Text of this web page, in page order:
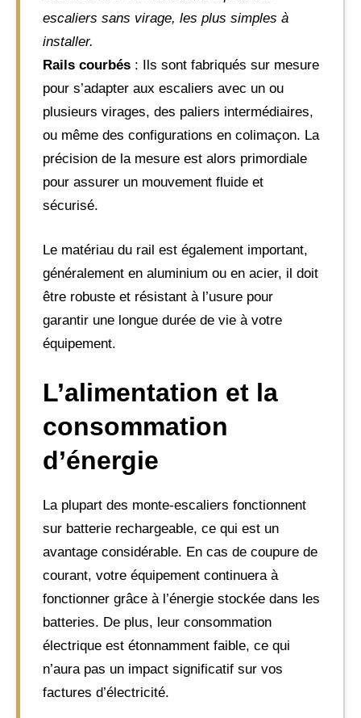
escaliers sans virage, les plus simples à
installer.
Rails courbés : Ils sont fabriqués sur mesure
pour s’adapter aux escaliers avec un ou
plusieurs virages, des paliers intermédiaires,
ou même des configurations en colimaçon. La
précision de la mesure est alors primordiale
pour assurer un mouvement fluide et
sécurisé.
Le matériau du rail est également important,
généralement en aluminium ou en acier, il doit
être robuste et résistant à l’usure pour
garantir une longue durée de vie à votre
équipement.
L’alimentation et la
consommation
d’énergie
La plupart des monte-escaliers fonctionnent
sur batterie rechargeable, ce qui est un
avantage considérable. En cas de coupure de
courant, votre équipement continuera à
fonctionner grâce à l’énergie stockée dans les
batteries. De plus, leur consommation
électrique est étonnamment faible, ce qui
n’aura pas un impact significatif sur vos
factures d’électricité.